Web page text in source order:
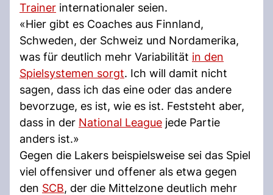
Trainer internationaler seien.
«Hier gibt es Coaches aus Finnland,
Schweden, der Schweiz und Nordamerika,
was für deutlich mehr Variabilität in den
Spielsystemen sorgt. Ich will damit nicht
sagen, dass ich das eine oder das andere
bevorzuge, es ist, wie es ist. Feststeht aber,
dass in der National League jede Partie
anders ist.»
Gegen die Lakers beispielsweise sei das Spiel
viel offensiver und offener als etwa gegen
den SCB, der die Mittelzone deutlich mehr